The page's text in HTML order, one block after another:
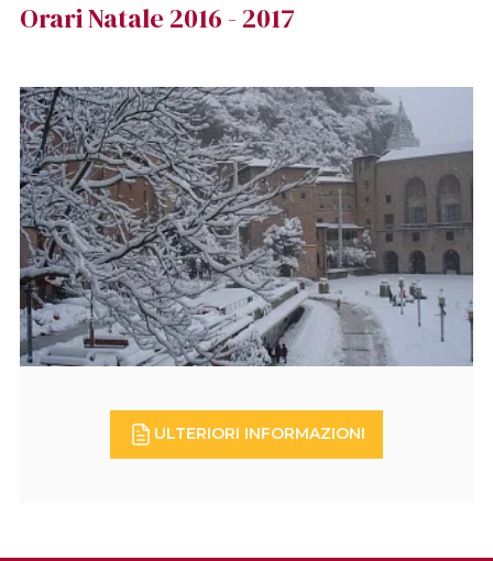
Orari Natale 2016 - 2017
ULTERIORI INFORMAZIONI